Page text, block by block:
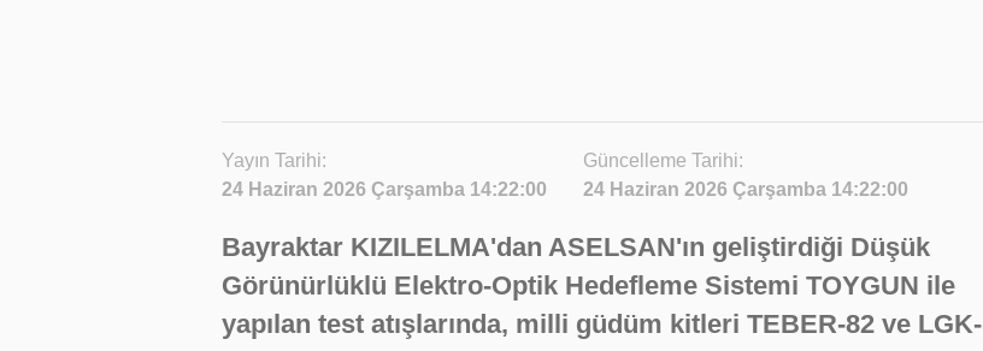
Yayın Tarihi:
24 Haziran 2026 Çarşamba 14:22:00
Güncelleme Tarihi:
24 Haziran 2026 Çarşamba 14:22:00
Bayraktar KIZILELMA'dan ASELSAN'ın geliştirdiği Düşük
Görünürlüklü Elektro-Optik Hedefleme Sistemi TOYGUN ile
yapılan test atışlarında, milli güdüm kitleri TEBER-82 ve LGK-